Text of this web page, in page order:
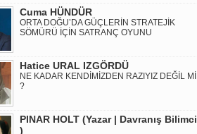
Cuma HÜNDÜR
ORTA DOĞU’DA GÜÇLERİN STRATEJİK
SÖMÜRÜ İÇİN SATRANÇ OYUNU
Hatice URAL IZGÖRDÜ
NE KADAR KENDİMİZDEN RAZIYIZ DEĞİL Mİ
?
PINAR HOLT (Yazar | Davranış Bilimci
)